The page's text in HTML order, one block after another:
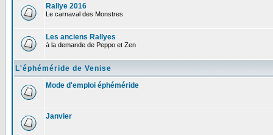
Rallye 2016
Le carnaval des Monstres
Les anciens Rallyes
à la demande de Peppo et Zen
L'éphéméride de Venise
Mode d'emploi éphéméride
Janvier